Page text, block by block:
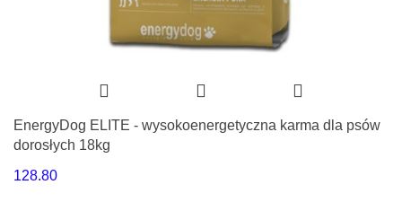
EnergyDog ELITE - wysokoenergetyczna karma dla psów
dorosłych 18kg
128.80